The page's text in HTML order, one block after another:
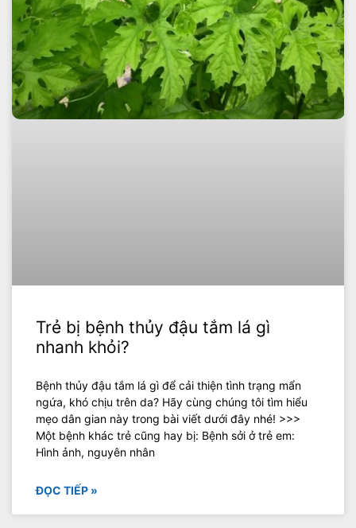
Trẻ bị bệnh thủy đậu tắm lá gì
nhanh khỏi?
Bệnh thủy đậu tắm lá gì để cải thiện tình trạng mẩn
ngứa, khó chịu trên da? Hãy cùng chúng tôi tìm hiểu
mẹo dân gian này trong bài viết dưới đây nhé! >>>
Một bệnh khác trẻ cũng hay bị: Bệnh sởi ở trẻ em:
Hình ảnh, nguyên nhân
ĐỌC TIẾP »